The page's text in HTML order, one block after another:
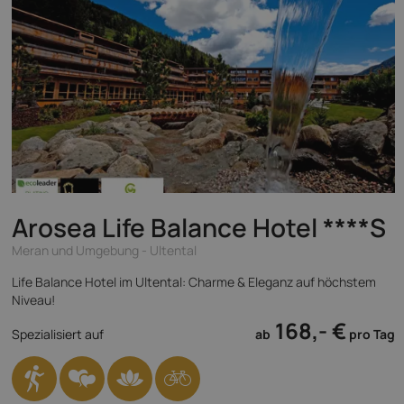
Arosea Life Balance Hotel ****S
Meran und Umgebung - Ultental
Life Balance Hotel im Ultental: Charme & Eleganz auf höchstem
Niveau!
Spezialisiert auf
ab 168,- € pro Tag